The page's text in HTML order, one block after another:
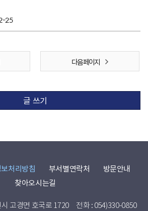
25
다음 페이지
글 쓰기
처리방침 부서별연락처
방문안내
찾아오시는길
고경면 호국로 1720
전화 : 054)330-0850